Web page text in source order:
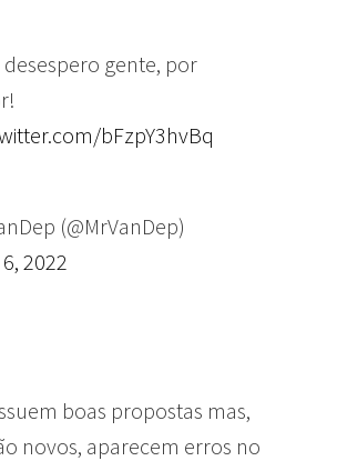
desespero gente, por
bFzpY3hvBq
(@MrVanDep)
2022
boas propostas mas,
novos, aparecem erros no